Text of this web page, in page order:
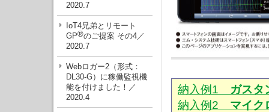
2020.7
IoT4兄弟とリモート
GP®のご提案 その4／
2020.7
Webロガー2（形式：
DL30-G）に稼働監視機
能を付けました！／
2020.4
納入例1 ガスタ
納入例2 マイク